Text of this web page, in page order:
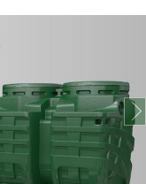
next